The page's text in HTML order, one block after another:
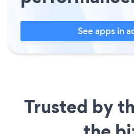
See apps in
Trusted by